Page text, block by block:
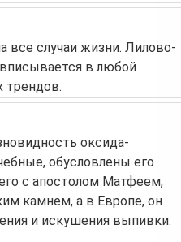
все случаи жизни. Лилово-
в любой
трендов.
оксида-
обусловлены его
с апостолом Матфеем,
камнем, а в Европе, он
и искушения выпивки.